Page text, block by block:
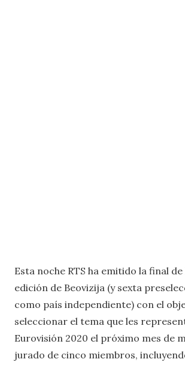
Esta noche RTS ha emitido la final
edición de Beovizija (y sexta
como país independiente) con el
seleccionar el tema que les
Eurovisión 2020 el próximo mes de
jurado de cinco miembros,